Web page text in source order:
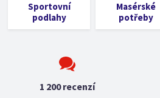
Sportovní
podlahy
Masérské
potřeby
1 200 recenzí